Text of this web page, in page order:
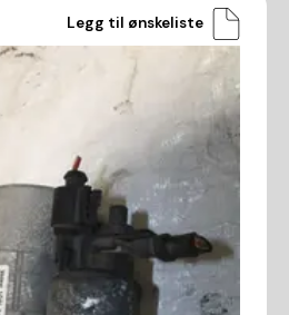
Legg til ønskeliste